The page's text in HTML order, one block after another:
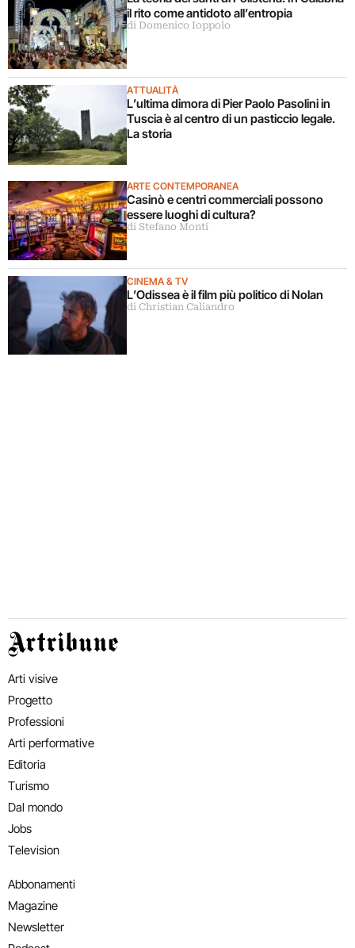
il rito come antidoto all’entropia
di Domenico Ioppolo
ATTUALITÀ
L’ultima dimora di Pier Paolo Pasolini in
Tuscia è al centro di un pasticcio legale.
La storia
ARTE CONTEMPORANEA
Casinò e centri commerciali possono
essere luoghi di cultura?
di Stefano Monti
CINEMA & TV
L’Odissea è il film più politico di Nolan
di Christian Caliandro
Artribune
Arti visive
Progetto
Professioni
Arti performative
Editoria
Turismo
Dal mondo
Jobs
Television
Abbonamenti
Magazine
Newsletter